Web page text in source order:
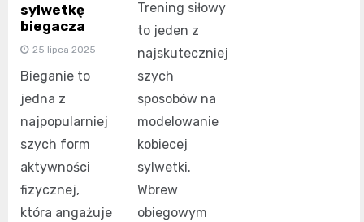
sylwetkę
biegacza
25 lipca 2025
Bieganie to
jedna z
najpopularniej
szych form
aktywności
fizycznej,
która angażuje
Trening siłowy
to jeden z
najskuteczniej
szych
sposobów na
modelowanie
kobiecej
sylwetki.
Wbrew
obiegowym